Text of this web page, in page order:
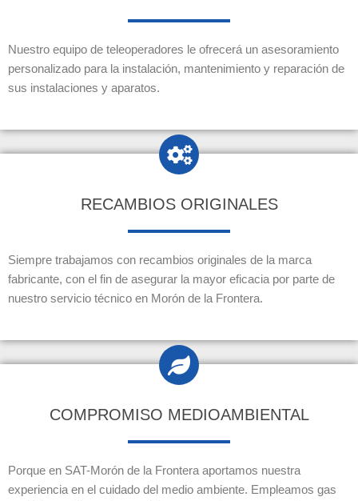
Nuestro equipo de teleoperadores le ofrecerá un asesoramiento
personalizado para la instalación, mantenimiento y reparación de
sus instalaciones y aparatos.
RECAMBIOS ORIGINALES
Siempre trabajamos con recambios originales de la marca
fabricante, con el fin de asegurar la mayor eficacia por parte de
nuestro servicio técnico en Morón de la Frontera.
COMPROMISO MEDIOAMBIENTAL
Porque en SAT-Morón de la Frontera aportamos nuestra
experiencia en el cuidado del medio ambiente. Empleamos gas